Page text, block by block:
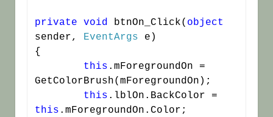
private void btnOn_Click( object
sender, EventArgs e)
{
this .mForegroundOn =
GetColorBrush(mForegroundOn);
this
this .mForegroundOn.Color;